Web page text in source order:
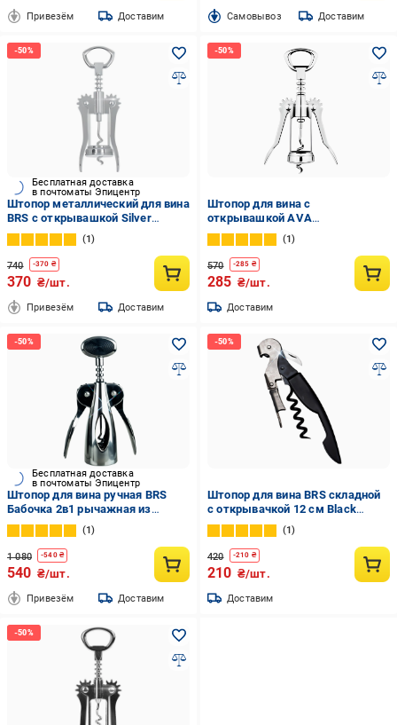
Привезём Доставим Cамовывоз Доставим
Бесплатная доставка
в почтоматы Эпицентр
Штопор металлический для вина
BRS с открывашкой Silver
(87813)
1
740 -370 ₴
370 ₴/шт.
Привезём Доставим
Штопор для вина с
открывашкой AVA
металлический Silver (87816)
1
570 -285 ₴
285 ₴/шт.
Доставим
Бесплатная доставка
в почтоматы Эпицентр
Штопор для вина ручная BRS
Бабочка 2в1 рычажная из
нержавеющей столы
(565172804)
1
1 080 -540₴
540 ₴/шт.
Привезём Доставим
Штопор для вина BRS складной
с открывачкой 12 см Black
(552916986)
1
420 -210 ₴
210 ₴/шт.
Доставим